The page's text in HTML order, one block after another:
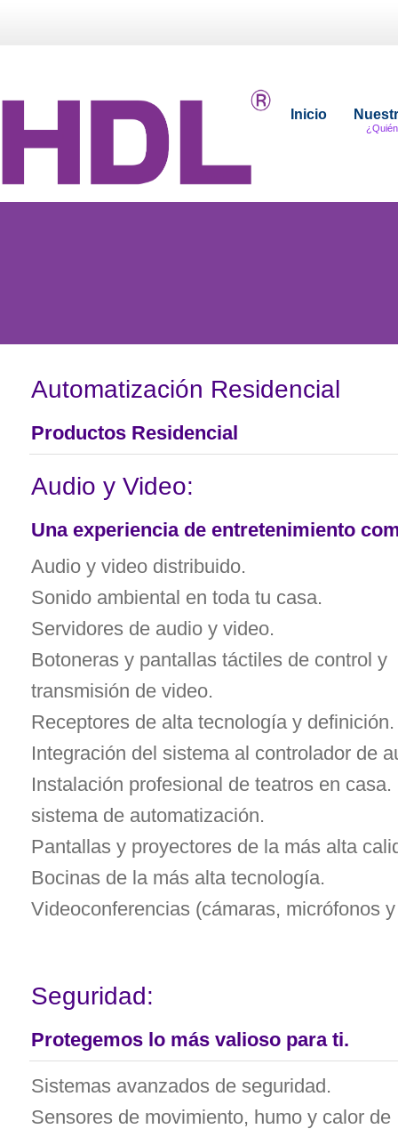
Inicio
Automatización Residencial
Productos Residencial
Audio y Video:
Una experiencia de entretenimiento
Audio y video distribuido.
Sonido ambiental en toda tu casa.
Servidores de audio y video.
Botoneras y pantallas táctiles de control y
transmisión de video.
Receptores de alta tecnología y definición.
Integración del sistema al controlador de
Instalación profesional de teatros en
sistema de automatización.
Pantallas y proyectores de la más alta
Bocinas de la más alta tecnología.
Videoconferencias (cámaras, micrófonos
Seguridad:
Protegemos lo más valioso para ti.
Sistemas avanzados de seguridad.
Sensores de movimiento, humo y calor de